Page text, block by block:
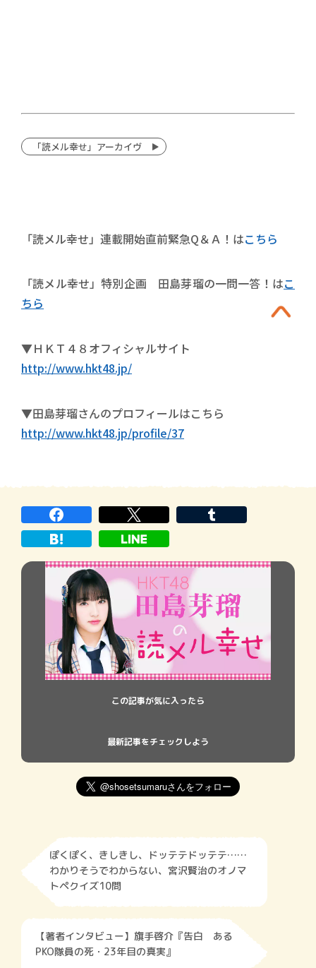
「読メル幸せ」アーカイヴ
「読メル幸せ」連載開始直前緊急Q＆Ａ！はこちら
「読メル幸せ」特別企画 田島芽瑠の一問一答！はこ
ちら
▼ＨＫＴ４８オフィシャルサイト
http://www.hkt48.jp/
▼田島芽瑠さんのプロフィールはこちら
http://www.hkt48.jp/profile/37
この記事が気に入ったら
最新記事をチェックしよう
ぽくぽく、きしきし、ドッテテドッテテ……
わかりそうでわからない、宮沢賢治のオノマ
トペクイズ10問
【著者インタビュー】旗手啓介『告白 ある
PKO隊員の死・23年目の真実』